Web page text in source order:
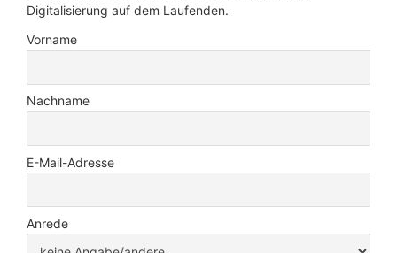
Digitalisierung auf dem Laufenden.
Vorname
Nachname
E-Mail-Adresse
Anrede